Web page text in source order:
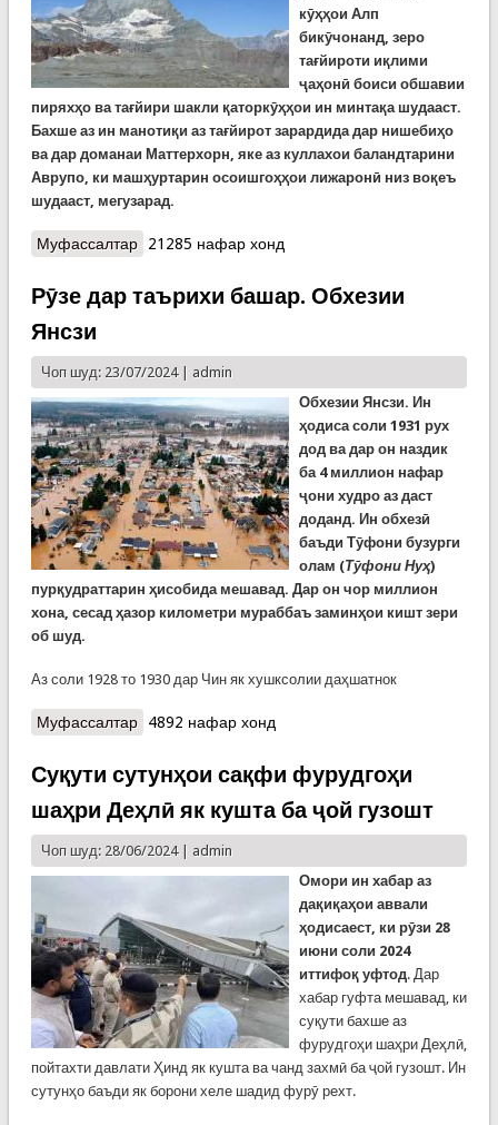
кӯҳҳои Алп
бикӯчонанд, зеро
тағйироти иқлими
ҷаҳонӣ боиси обшавии
пиряхҳо ва тағйири шакли қаторкӯҳҳои ин минтақа шудааст.
Бахше аз ин манотиқи аз тағйирот зарардида дар нишебиҳо
ва дар доманаи Маттерхорн, яке аз куллахои баландтарини
Аврупо, ки машҳуртарин осоишгоҳҳои лижаронӣ низ воқеъ
шудааст, мегузарад.
Муфассалтаро Швейтсария ва Италия хати марзии ду
пиряхҳост
21285 нафар хонд
Рӯзе дар таърихи башар. Обхезии
Янсзи
Чоп шуд: 23/07/2024 | admin
Обхезии Янсзи. Ин
ҳодиса соли 1931 рух
дод ва дар он наздик
ба 4 миллион нафар
ҷони худро аз даст
доданд. Ин обхезӣ
баъди Тӯфони бузурги
олам (Тӯфони Нуҳ)
пурқудраттарин ҳисобида мешавад. Дар он чор миллион
хона, сесад ҳазор километри мураббаъ заминҳои кишт зери
об шуд.
Аз соли 1928 то 1930 дар Чин як хушксолии даҳшатнок
Муфассалтаро Рӯзе дар таърихи башар. Обхезии Янсзи
4892 нафар хонд
Суқути сутунҳои сақфи фурудгоҳи
шаҳри Деҳлӣ як кушта ба ҷой гузошт
Чоп шуд: 28/06/2024 | admin
Омори ин хабар аз
дақиқаҳои аввали
ҳодисаест, ки рӯзи 28
июни соли 2024
иттифоқ уфтод. Дар
хабар гуфта мешавад, ки
суқути бахше аз
фурудгоҳи шаҳри Деҳлӣ,
пойтахти давлати Ҳинд як кушта ва чанд захмӣ ба ҷой гузошт. Ин
сутунҳо баъди як борони хеле шадид фурӯ рехт.